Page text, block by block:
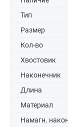
Тип
Размер
Кол-во
Хвостовик
Наконечник
Длина
Материал
Намагн.